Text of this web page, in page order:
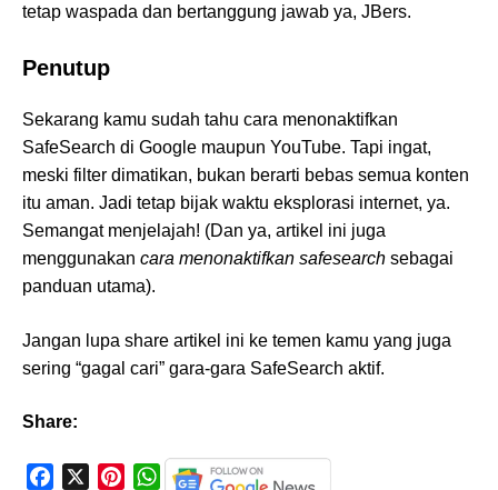
tetap waspada dan bertanggung jawab ya, JBers.
Penutup
Sekarang kamu sudah tahu cara menonaktifkan
SafeSearch di Google maupun YouTube. Tapi ingat,
meski filter dimatikan, bukan berarti bebas semua konten
itu aman. Jadi tetap bijak waktu eksplorasi internet, ya.
Semangat menjelajah! (Dan ya, artikel ini juga
menggunakan cara menonaktifkan safesearch sebagai
panduan utama).
Jangan lupa share artikel ini ke temen kamu yang juga
sering “gagal cari” gara-gara SafeSearch aktif.
Share:
W